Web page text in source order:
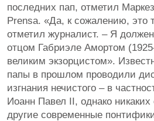
последних пап, отметил
Prensa. «Да, к сожалению, это
отметил журналист. – Я
отцом Габриэле Амортом
великим экзорцистом».
папы в прошлом проводили
изгнания нечистого – в
Иоанн Павел II, однако никаких
другие современные